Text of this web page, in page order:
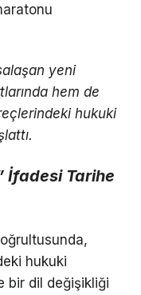
yeni
hem de
hukuki
İfadesi Tarihe
hukuki
bir dil değişikliği